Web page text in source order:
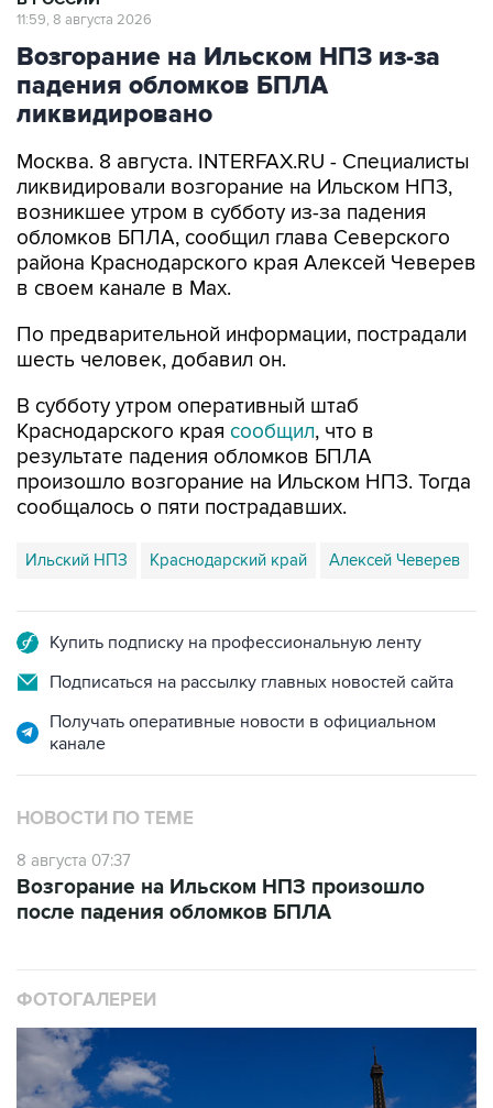
11:59, 8 августа 2026
Возгорание на Ильском НПЗ из-за
падения обломков БПЛА
ликвидировано
Москва. 8 августа. INTERFAX.RU - Специалисты
ликвидировали возгорание на Ильском НПЗ,
возникшее утром в субботу из-за падения
обломков БПЛА, сообщил глава Северского
района Краснодарского края Алексей Чеверев
в своем канале в Max.
По предварительной информации, пострадали
шесть человек, добавил он.
В субботу утром оперативный штаб
Краснодарского края сообщил, что в
результате падения обломков БПЛА
произошло возгорание на Ильском НПЗ. Тогда
сообщалось о пяти пострадавших.
Ильский НПЗ Краснодарский край Алексей Чеверев
Купить подписку на профессиональную ленту
Подписаться на рассылку главных новостей сайта
Получать оперативные новости в официальном
канале
НОВОСТИ ПО ТЕМЕ
8 августа 07:37
Возгорание на Ильском НПЗ произошло
после падения обломков БПЛА
ФОТОГАЛЕРЕИ